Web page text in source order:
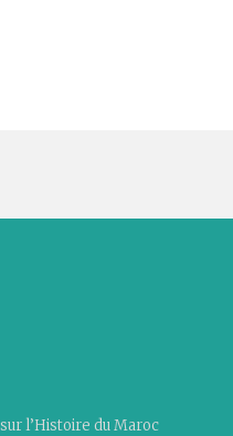
l’Histoire du Maroc